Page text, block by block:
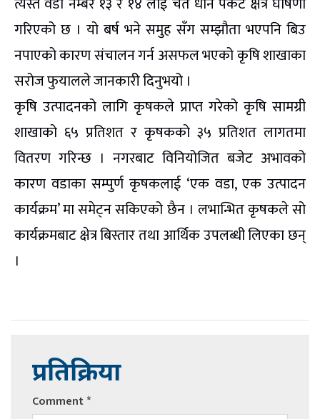
गरिएको छ । यो बर्ष भने समुह सँग सम्झौता भएपनि बिउ
नपाएको कारण संचालन गर्न असफल भएको कृषि शाखाका
सरोज फुयालले जानकारी दिनुभयो ।
कृषि उत्पादनको लागि कृषकले प्राप्त गरेको कृषि सामग्री
शाखाको ६५ प्रतिशत र कृषकको ३५ प्रतिशत लागतमा
वितरण गरिन्छ । नगरबाट विनियोजित बजेट अभावको
कारण वडाका सम्पुर्ण कृषकलाई ‘एक वडा, एक उत्पादन
कार्यक्रम’ मा समेट्न सकिएको छैन । लभान्भित कृषकले सो
कार्यक्रमबाट क्षेत्र बिस्तार तथा आर्थिक उपलब्धी लिएका छन्
।
प्रतिक्रिया
Comment*